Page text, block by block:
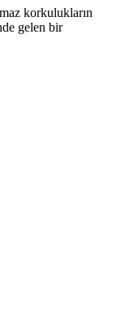
korkulukların
gelen bir